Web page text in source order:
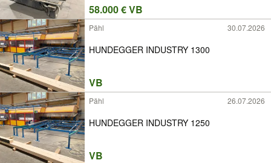
58.000 € VB
Pähl 30.07.2026
HUNDEGGER INDUSTRY 1300
VB
Pähl 26.07.2026
HUNDEGGER INDUSTRY 1250
VB